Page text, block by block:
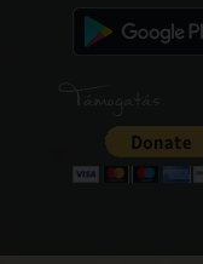
Támogatás